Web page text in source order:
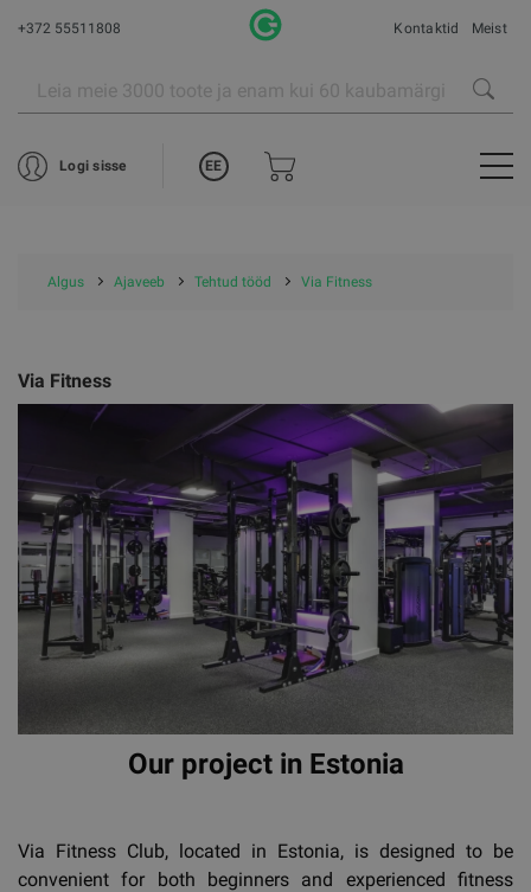
+372 55511808 Kontaktid Meist
Logi sisse EE
Algus Ajaveeb Tehtud tööd Via Fitness
Via Fitness
Our project in Estonia
Via Fitness Club, located in Estonia, is designed to be
convenient for both beginners and experienced fitness